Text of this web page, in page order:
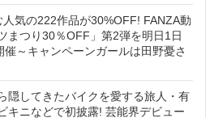
気の222作品が30%OFF! FANZA動
まつり30％OFF」第2弾を明日1日
～キャンペーンガールは田野憂さ
隠してきたバイクを愛する旅人・有
キニなどで初披露! 芸能界デビュー